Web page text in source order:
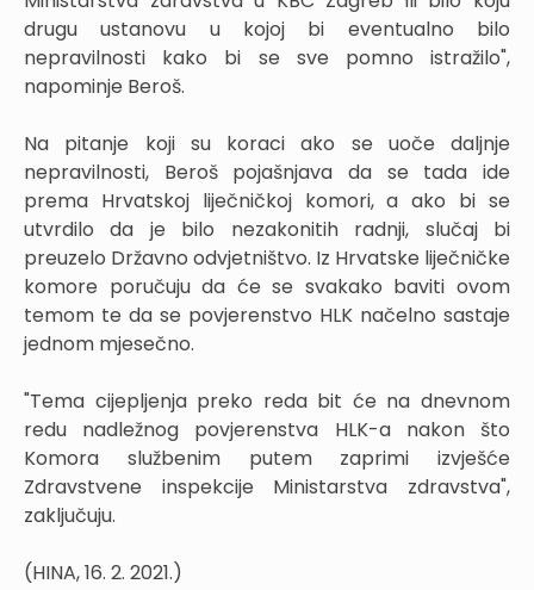
drugu ustanovu u kojoj bi eventualno bilo
nepravilnosti kako bi se sve pomno istražilo",
napominje Beroš.
Na pitanje koji su koraci ako se uoče daljnje
nepravilnosti, Beroš pojašnjava da se tada ide
prema Hrvatskoj liječničkoj komori, a ako bi se
utvrdilo da je bilo nezakonitih radnji, slučaj bi
preuzelo Državno odvjetništvo. Iz Hrvatske liječničke
komore poručuju da će se svakako baviti ovom
temom te da se povjerenstvo HLK načelno sastaje
jednom mjesečno.
"Tema cijepljenja preko reda bit će na dnevnom
redu nadležnog povjerenstva HLK-a nakon što
Komora službenim putem zaprimi izvješće
Zdravstvene inspekcije Ministarstva zdravstva",
zaključuju.
(HINA, 16. 2. 2021.)